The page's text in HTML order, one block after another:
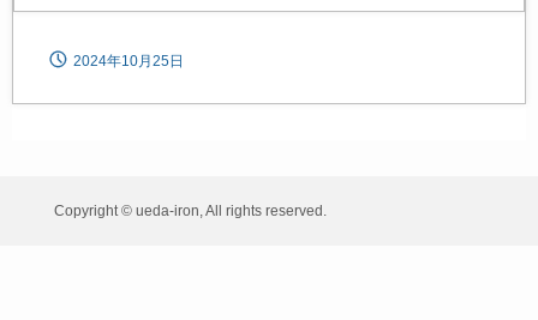
2024年10月25日
Copyright © ueda-iron, All rights reserved.